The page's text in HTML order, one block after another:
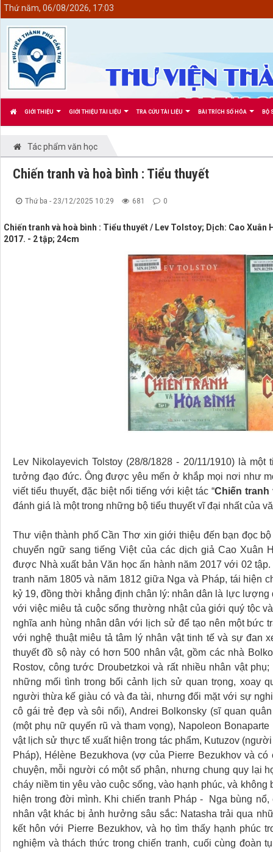
GIỚI THIỆU GIỚI THIỆU TÀI LIỆU TRA CỨU TÀI LIỆU BÀI TRÍCH SỐ HÓA BỘ
Thứ năm, 06/08/2026, 17:03
Tác phẩm văn học
Chiến tranh và hoà bình : Tiểu thuyết
Thứ ba - 23/12/2025 10:29 681 0
Chiến tranh và hoà bình : Tiểu thuyết / Lev Tolstoy; Dịch: Cao Xuân
2017. - 2 tập; 24cm
Lev Nikolayevich Tolstoy (28/8/1828 - 20/11/1910) là
tưởng đạo đức. Ông được yêu mến ở khắp mọi nơi như
viết tiểu thuyết, đặc biệt nổi tiếng với kiệt tác “Chiến tranh
đánh giá là một trong những bộ tiểu thuyết vĩ đại nhất của
Thư viện thành phố Cần Thơ xin giới thiệu đến bạn đọc bộ
chuyển ngữ sang tiếng Việt của các dịch giả Cao Xuân
được Nhà xuất bản Văn học ấn hành năm 2017 với 02 tập.
tranh năm 1805 và năm 1812 giữa Nga và Pháp, tái hiện
kỷ 19, đồng thời khẳng định chân lý: nhân dân là lực
với việc miêu tả cuộc sống thường nhật của giới quý tộc
nghĩa anh hùng nhân dân với lịch sử để tạo nên một bức
với nghệ thuật miêu tả tâm lý nhân vật tinh tế và sự đan
thuyết đồ sộ này có hơn 500 nhân vật, gồm các nhà
Rostov, công tước Droubetzkoi và rất nhiều nhân vật
những mối tình trong bối cảnh lịch sử quan trọng, xoay
người thừa kế giàu có và đa tài, nhưng đối mặt với sự
cô gái trẻ đẹp và sôi nổi), Andrei Bolkonsky (sĩ quan
(một phụ nữ quyến rũ và tham vọng), Napoleon
vật lịch sử thực tế xuất hiện trong tác phẩm, Kutuzov
Pháp), Hélène Bezukhova (vợ của Pierre Bezukhov và
chuyện, mỗi người có một số phận, nhưng chung quy lại
cháy niềm tin yêu vào cuộc sống, vào hạnh phúc, và
hiện trong đời mình. Khi chiến tranh Pháp - Nga bùng
nhân vật khác bị ảnh hưởng sâu sắc: Natasha trải qua
kết hôn với Pierre Bezukhov, và họ tìm thấy hạnh phúc
nghiệm và thách thức trong chiến tranh, cuối cùng đoàn
<